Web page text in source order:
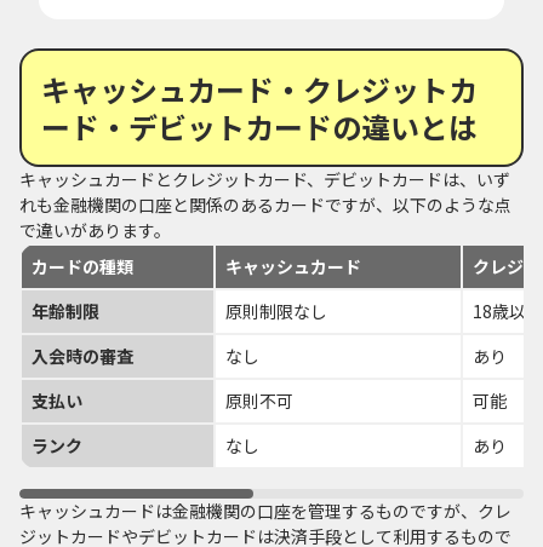
キャッシュカード・クレジットカ
ード・デビットカードの違いとは
キャッシュカードとクレジットカード、デビットカードは、いず
れも金融機関の口座と関係のあるカードですが、以下のような点
で違いがあります。
カードの種類
キャッシュカード
クレジ
年齢制限
原則制限なし
18歳以
入会時の審査
なし
あり
支払い
原則不可
可能
ランク
なし あり
キャッシュカードは金融機関の口座を管理するものですが、クレ
ジットカードやデビットカードは決済手段として利用するもので